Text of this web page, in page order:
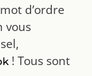
d’ordre
vous
! Tous sont